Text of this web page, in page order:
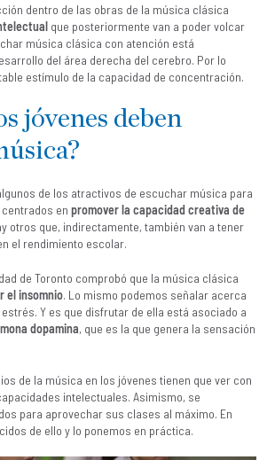
dentro de las obras de la música clásica
que posteriormente van a poder volcar
música clásica con atención está
del área derecha del cerebro. Por lo
estímulo de la capacidad de concentración.
jóvenes deben
de los atractivos de escuchar música para
en promover la capacidad creativa de
otros que, indirectamente, también van a tener
el rendimiento escolar.
de Toronto comprobó que la música clásica
el insomnio. Lo mismo podemos señalar acerca
Y es que disfrutar de ella está asociado a
dopamina, que es la que genera la sensación
de la música en los jóvenes tienen que ver con
intelectuales. Asimismo, se
para aprovechar sus clases al máximo. En
de ello y lo ponemos en práctica.